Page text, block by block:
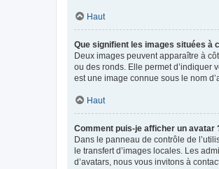
Haut
Que signifient les images situées à
Deux images peuvent apparaître à
ou des ronds. Elle permet d’indiquer
est une image connue sous le nom
Haut
Comment puis-je afficher un avatar
Dans le panneau de contrôle de
le transfert d’images locales. Les
d’avatars, nous vous invitons à